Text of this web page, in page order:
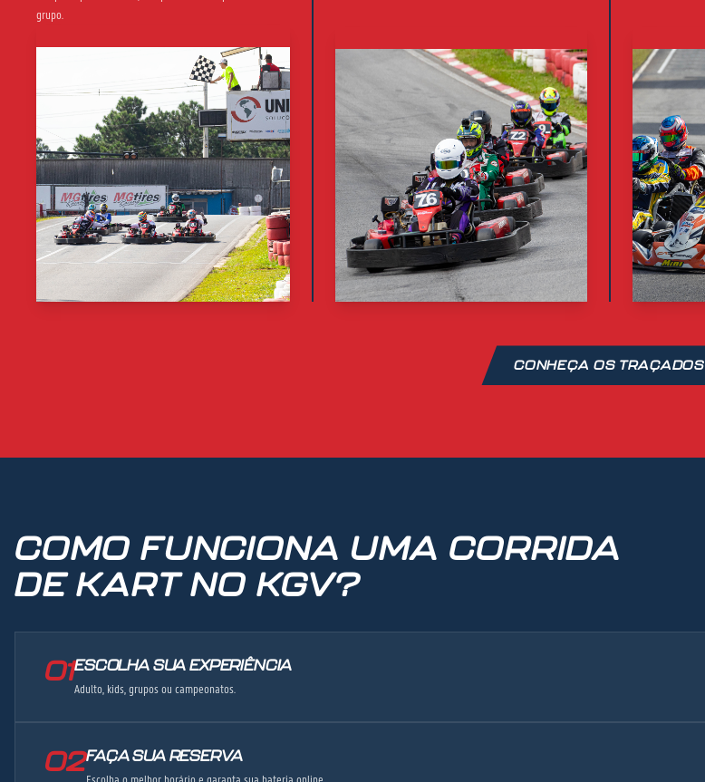
grupo.
CONHEÇA OS TRAÇADOS
COMO FUNCIONA UMA CORRIDA
DE KART NO KGV?
01ESCOLHA SUA EXPERIÊNCIA
Adulto, kids, grupos ou campeonatos.
02FAÇA SUA RESERVA